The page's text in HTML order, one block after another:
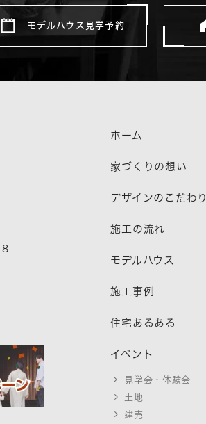
モデルハウス見学予約
ホーム
家づくりの想い
デザインのこだわり
施工の流れ
モデルハウス
施工事例
住宅あるある
イベント
見学会・体験会
土地
建売